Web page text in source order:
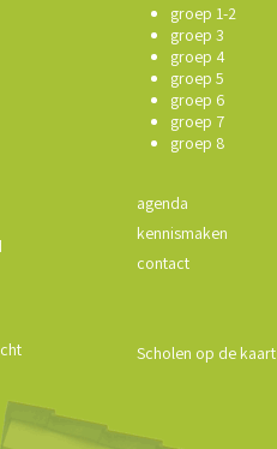
groep 1-2
groep 3
groep 4
groep 5
groep 6
groep 7
groep 8
agenda
kennismaken
contact
Scholen op de kaart